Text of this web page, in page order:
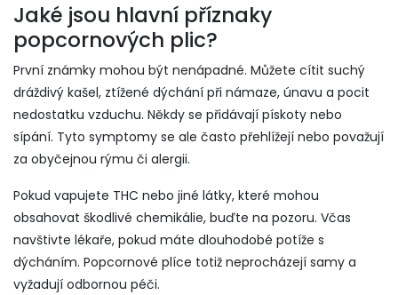
Jaké jsou hlavní příznaky
popcornových plic?
První známky mohou být nenápadné. Můžete cítit suchý
dráždivý kašel, ztížené dýchání při námaze, únavu a pocit
nedostatku vzduchu. Někdy se přidávají pískoty nebo
sípání. Tyto symptomy se ale často přehlížejí nebo považují
za obyčejnou rýmu či alergii.
Pokud vapujete THC nebo jiné látky, které mohou
obsahovat škodlivé chemikálie, buďte na pozoru. Včas
navštivte lékaře, pokud máte dlouhodobé potíže s
dýcháním. Popcornové plíce totiž neprocházejí samy a
vyžadují odbornou péči.